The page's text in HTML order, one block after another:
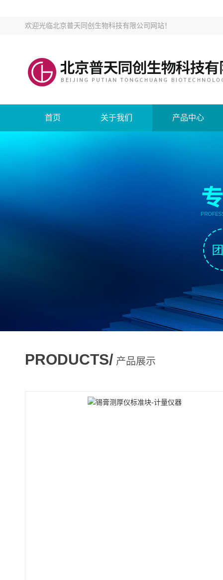
欢迎光临北京普天同创生物科技有限公司网站！
首页 关于我们 产品中心
PRODUCTS/ 产品展示